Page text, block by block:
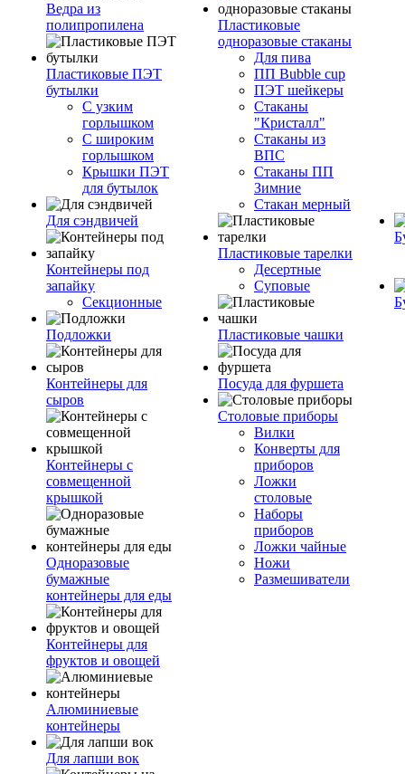
Ведра из
полипропилена
Пластиковые ПЭТ
бутылки
С узким
горлышком
С широким
горлышком
Крышки ПЭТ
для бутылок
Для сэндвичей
Контейнеры под
запайку
Секционные
Подложки
Контейнеры для
сыров
Контейнеры с
совмещенной
крышкой
Одноразовые
бумажные
контейнеры для еды
Контейнеры для
фруктов и овощей
Алюминиевые
контейнеры
Для лапши вок
Пластиковые
одноразовые стаканы
Для пива
ПП Bubble cup
ПЭТ шейкеры
Стаканы
"Кристалл"
Стаканы из
ВПС
Стаканы ПП
Зимние
Стакан мерный
Пластиковые тарелки
Десертные
Суповые
Пластиковые чашки
Посуда для фуршета
Столовые приборы
Вилки
Конверты для
приборов
Ложки
столовые
Наборы
приборов
Ложки чайные
Ножи
Размешиватели